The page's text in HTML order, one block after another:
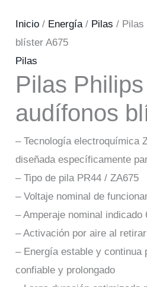
Inicio / Energía/ Pilas / Pilas
blíster A675
Pilas
Pilas
audífonos
– Tecnología electroquímica
diseñada específicamente
– Tipo de pila PR44 / ZA675
– Voltaje nominal de
– Amperaje nominal indicado
– Activación por aire al
– Energía estable y continua
confiable y prolongado